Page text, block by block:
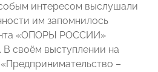
интересом выслушали
им запомнилось
«ОПОРЫ РОССИИ»
В своём выступлении на
–